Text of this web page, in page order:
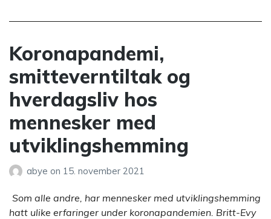
Koronapandemi,
smitteverntiltak og
hverdagsliv hos
mennesker med
utviklingshemming
abye on 15. november 2021
Som alle andre, har mennesker med utviklingshemming
hatt ulike erfaringer under koronapandemien. Britt-Evy